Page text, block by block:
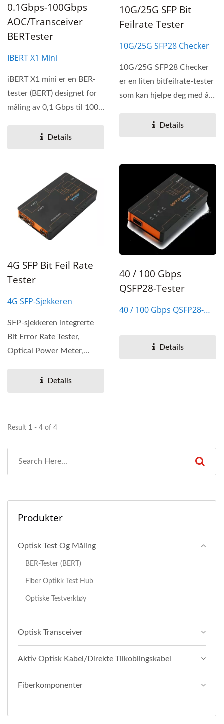
0.1Gbps-100Gbps
AOC/Transceiver
BERTester
IBERT X1 Mini
iBERT X1 mini er en BER-
tester (BERT) designet for
måling av 0,1 Gbps til 100
Details
10G/25G SFP Bit
Feilrate Tester
10G/25G SFP28 Checker
10G/25G SFP28 Checker
er en liten bitfeilrate-tester
som kan hjelpe deg med å
Details
4G SFP Bit Feil Rate
Tester
4G SFP-Sjekkeren
SFP-sjekkeren integrerte
Bit Error Rate Tester,
Optical Power Meter,
Monitor...
Details
40 / 100 Gbps
QSFP28-Tester
40 / 100 Gbps QSFP28-
Details
Result 1 - 4 of 4
Produkter
Optisk Test Og Måling
BER-Tester (BERT)
Fiber Optikk Test Hub
Optiske Testverktøy
Optisk Transceiver
Aktiv Optisk Kabel/direkte Tilkoblingskabel
Fiberkomponenter